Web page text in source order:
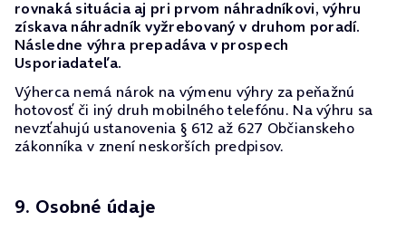
rovnaká situácia aj pri prvom náhradníkovi, výhru
získava náhradník vyžrebovaný v druhom poradí.
Následne výhra prepadáva v prospech
Usporiadateľa.
Výherca nemá nárok na výmenu výhry za peňažnú
hotovosť či iný druh mobilného telefónu. Na výhru sa
nevzťahujú ustanovenia § 612 až 627 Občianskeho
zákonníka v znení neskorších predpisov.
9. Osobné údaje